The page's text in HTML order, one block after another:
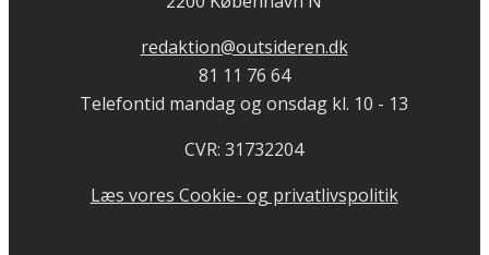
redaktion@outsideren.dk
81 11 76 64
Telefontid mandag og onsdag kl. 10 - 13
CVR: 31732204
Læs vores Cookie- og privatlivspolitik